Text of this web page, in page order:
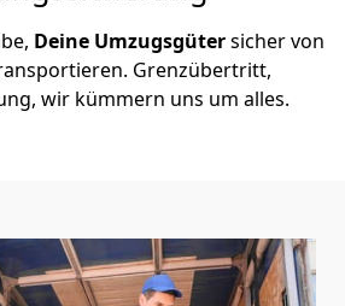
Deine Umzugsgütersicher von
Grenzübertritt,
wir kümmern uns um alles.